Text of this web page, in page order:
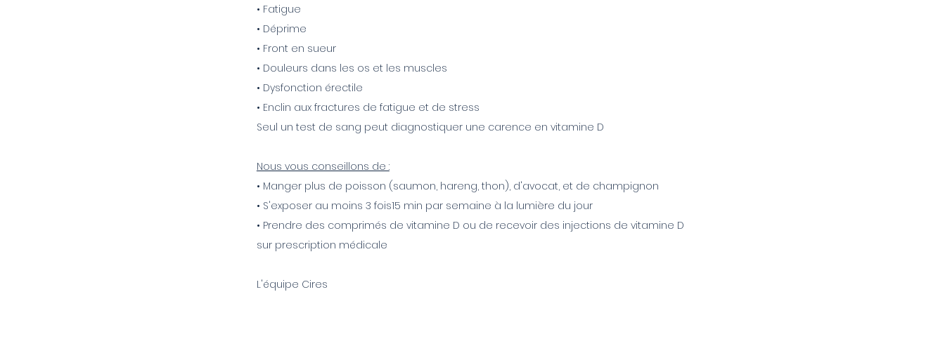
• Fatigue
• Déprime
• Front en sueur
• Douleurs dans les os et les muscles
• Dysfonction érectile
• Enclin aux fractures de fatigue et de stress
Seul un test de sang peut diagnostiquer une carence en vitamine D
Nous vous conseillons de :
• Manger plus de poisson (saumon, hareng, thon), d'avocat, et de champignon
• S'exposer au moins 3 fois15 min par semaine à la lumière du jour
• Prendre des comprimés de vitamine D ou de recevoir des injections de vitamine D
sur prescription médicale
L'équipe Cires